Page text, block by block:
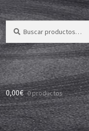
Buscar
por:
Buscar
0,00€ 0 productos